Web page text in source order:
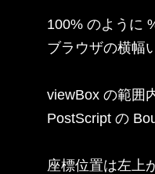
100% のように
ブラウザの横幅
viewBox の範囲
PostScript の
座標位置は左上